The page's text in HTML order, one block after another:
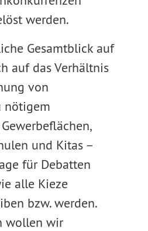
werden.
Gesamtblick auf
auf das Verhältnis
von
nötigem
und Kitas –
für Debatten
alle Kieze
bzw. werden.
wollen wir